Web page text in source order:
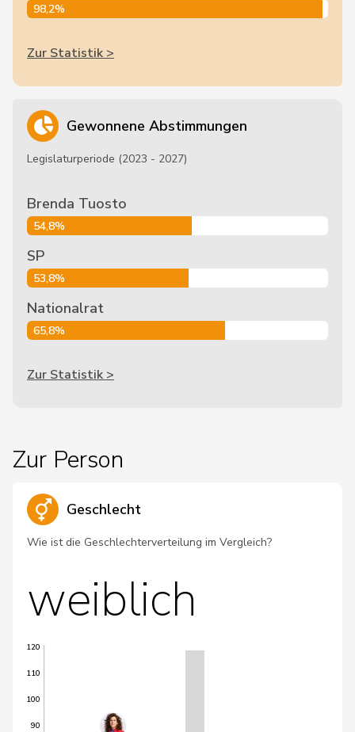
98,2%
Zur Statistik >
Gewonnene Abstimmungen
Legislaturperiode (2023 - 2027)
Brenda Tuosto
54,8%
SP
53,8%
Nationalrat
65,8%
Zur Statistik >
Zur Person
Geschlecht
Wie ist die Geschlechterverteilung im Vergleich?
weiblich
90
100
110
120